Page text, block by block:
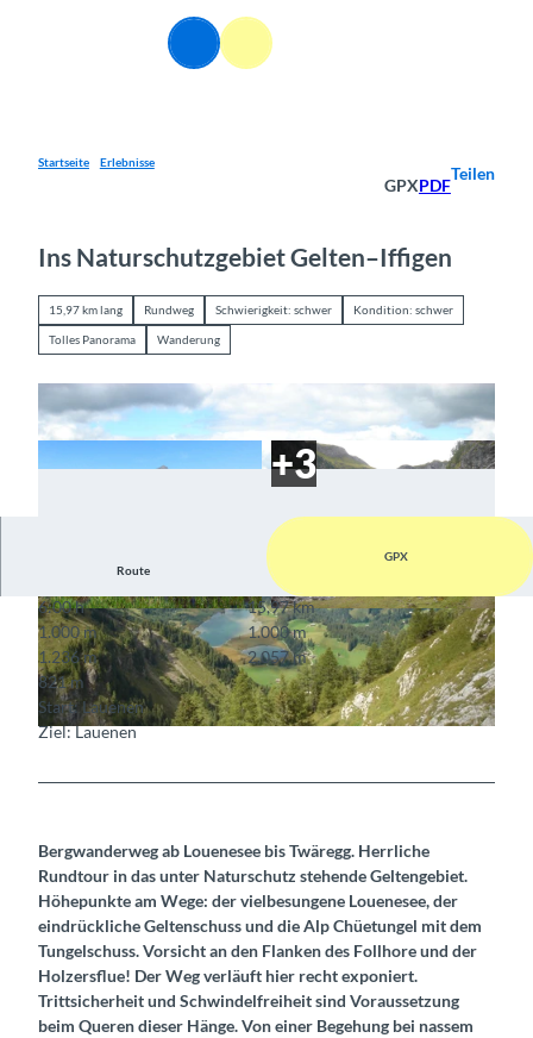
Suche Menü
Startseite Erlebnisse
GPXPDF
Teilen
Ins Naturschutzgebiet Gelten–Iffigen
15,97 km lang Rundweg Schwierigkeit: schwer Kondition: schwer
Tolles Panorama Wanderung
© Markus Schluep, Berner Wanderwege
© Berner Wanderwege © Berner Wanderwege
Route
GPX
6:00 h
15,97 km
1.000 m
1.000 m
1.236 m
2.057 m
821 m
Start: Lauenen
Ziel: Lauenen
Bergwanderweg ab Louenesee bis Twäregg. Herrliche
Rundtour in das unter Naturschutz stehende Geltengebiet.
Höhepunkte am Wege: der vielbesungene Louenesee, der
eindrückliche Geltenschuss und die Alp Chüetungel mit dem
Tungelschuss. Vorsicht an den Flanken des Follhore und der
Holzersflue! Der Weg verläuft hier recht exponiert.
Trittsicherheit und Schwindelfreiheit sind Voraussetzung
beim Queren dieser Hänge. Von einer Begehung bei nassem